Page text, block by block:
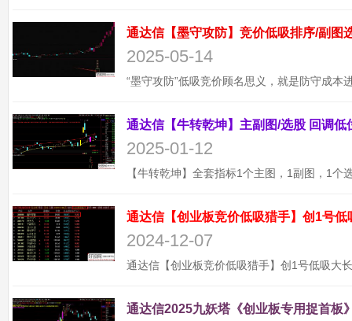
2025-05-14
2025-01-12
通达信【创业板竞价低吸猎手】创1号
2024-12-07
通达信2025九妖塔《创业板专用捉首板